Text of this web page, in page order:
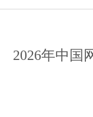
2026年中国